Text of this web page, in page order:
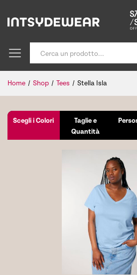
Home / Shop / Tees / Stella Isla
Scegli i Colori
Taglie e
Quantità